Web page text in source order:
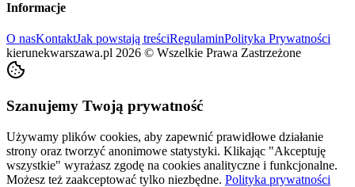
Informacje
O nasKontaktJak powstają treściRegulaminPolityka Prywatności
kierunekwarszawa.pl 2026 © Wszelkie Prawa Zastrzeżone
Szanujemy Twoją prywatność
Używamy plików cookies, aby zapewnić prawidłowe działanie
strony oraz tworzyć anonimowe statystyki. Klikając "Akceptuję
wszystkie" wyrażasz zgodę na cookies analityczne i funkcjonalne.
Możesz też zaakceptować tylko niezbędne. Polityka prywatności